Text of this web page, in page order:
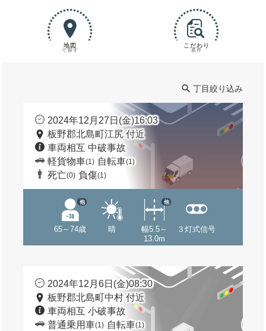
地図
で探す
こだわり
条件
丁目絞り込み
2024年12月27日(金)16:03
板野郡北島町江尻 付近
車両相互 中破事故
軽貨物車(1) 自転車(1)
死亡(0) 負傷(1)
65～74歳
他
晴
幅5.5～
13.0m
他
３灯式信号
2024年12月6日(金)08:30
板野郡北島町中村 付近
車両相互 小破事故
普通乗用車(1) 自転車(1)